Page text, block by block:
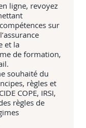
ligne, revoyez
sur
et la
de formation,
souhaité du
règles et
COPE, IRSI,
règles de